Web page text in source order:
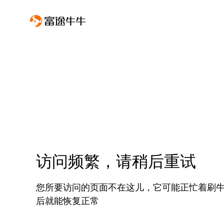
访问频繁，请稍后重试
您所要访问的页面不在这儿，它可能正忙着刷
后就能恢复正常